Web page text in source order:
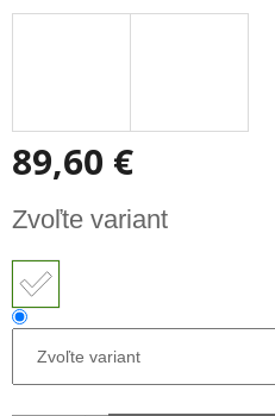
89,60 €
cena:
Zvoľte variant